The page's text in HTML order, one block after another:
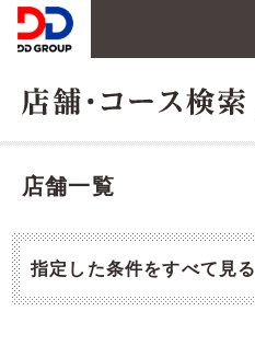
店舗一覧
指定した条件をすべて見る